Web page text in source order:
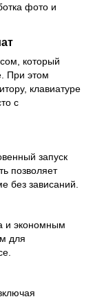
фото и
который
При этом
клавиатуре
с
запуск
позволяет
без зависаний.
и экономным
для